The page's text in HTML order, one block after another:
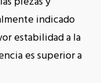
indicado
estabilidad a la
es superior a